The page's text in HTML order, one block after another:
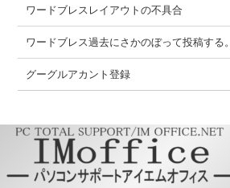
ワードブレスレイアウトの不具合
ワードブレス過去にさかのぼって投稿する。
グーグルアカント登録